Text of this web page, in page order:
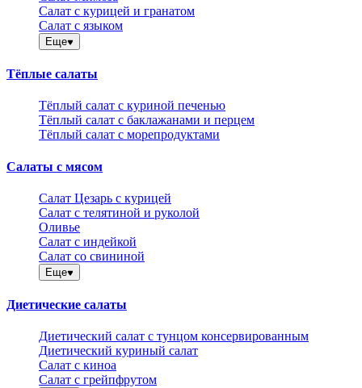
Салат с курицей и гранатом
Салат с языком
Еще
Тёплые салаты
Тёплый салат с куриной печенью
Тёплый салат с баклажанами и перцем
Тёплый салат с морепродуктами
Салаты с мясом
Салат Цезарь с курицей
Салат с телятиной и руколой
Оливье
Салат с индейкой
Салат со свининой
Еще
Диетические салаты
Диетический салат с тунцом консервированным
Диетический куриный салат
Салат с киноа
Салат с грейпфрутом